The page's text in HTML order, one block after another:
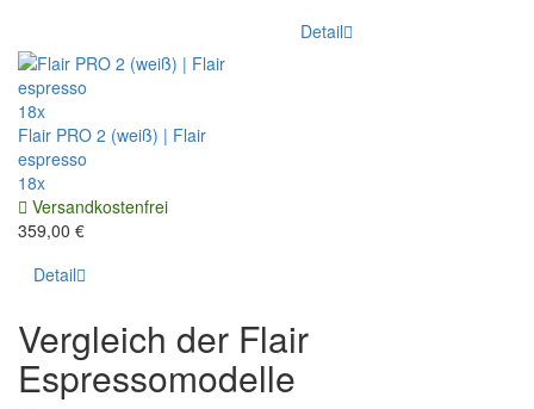
Detail
18x
Flair PRO 2 (weiß) | Flair
espresso
18x
Versandkostenfrei
359,00 €
Detail
Vergleich der Flair
Espressomodelle